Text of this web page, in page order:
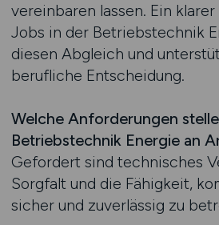
vereinbaren lassen. Ein
Jobs in der Betriebstechnik
diesen Abgleich und
berufliche Entscheidung.
Welche Anforderungen
Betriebstechnik Energie an
Gefordert sind technisches
Sorgfalt und die Fähigkeit,
sicher und zuverlässig zu